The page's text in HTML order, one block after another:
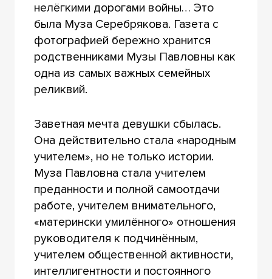
нелёгкими дорогами войны… Это
была Муза Серебрякова. Газета с
фотографией бережно хранится
родственниками Музы Павловны как
одна из самых важных семейных
реликвий.
Заветная мечта девушки сбылась.
Она действительно стала «народным
учителем», но не только истории.
Муза Павловна стала учителем
преданности и полной самоотдачи
работе, учителем внимательного,
«матерински умилённого» отношения
руководителя к подчинённым,
учителем общественной активности,
интеллигентности и постоянного